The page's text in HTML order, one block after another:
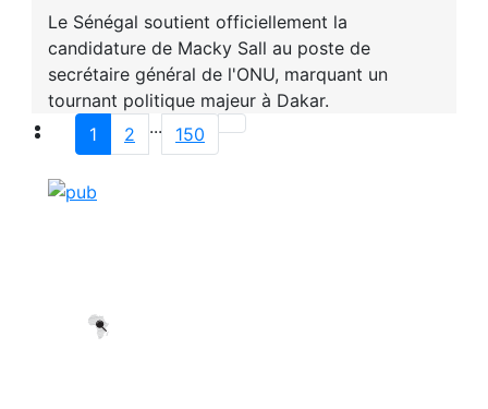
Le Sénégal soutient officiellement la
candidature de Macky Sall au poste de
secrétaire général de l'ONU, marquant un
tournant politique majeur à Dakar.
1
2 ... 150